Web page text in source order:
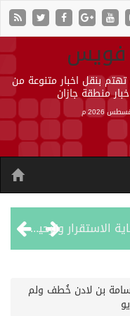
فويس
بنقل اخبار متنوعة من
منطقة جازان
اتفاقية مكة… تعزيز الردع لحماية الاستقرار وترحيب اقليمي ودولي بها
بن لادن خُطف ولم